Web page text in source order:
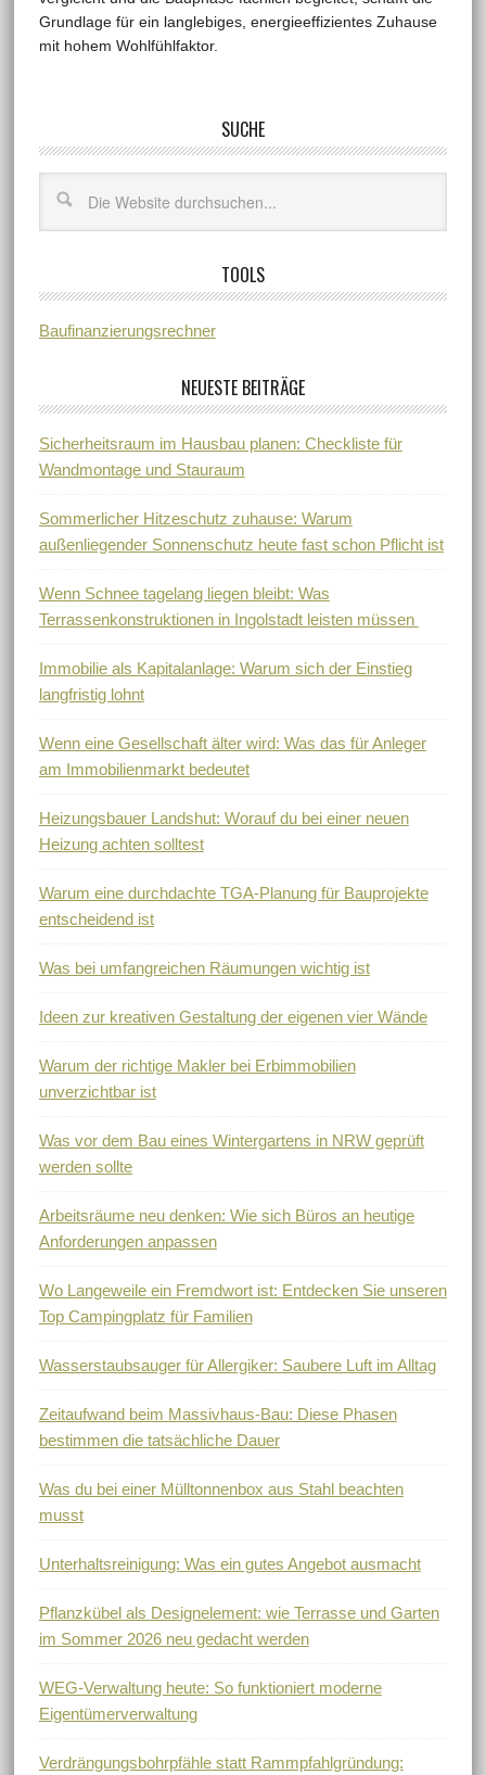
Grundlage für ein langlebiges, energieeffizientes Zuhause
mit hohem Wohlfühlfaktor.
SUCHE
TOOLS
Baufinanzierungsrechner
NEUESTE BEITRÄGE
Sicherheitsraum im Hausbau planen: Checkliste für
Wandmontage und Stauraum
Sommerlicher Hitzeschutz zuhause: Warum
außenliegender Sonnenschutz heute fast schon Pflicht ist
Wenn Schnee tagelang liegen bleibt: Was
Terrassenkonstruktionen in Ingolstadt leisten müssen
Immobilie als Kapitalanlage: Warum sich der Einstieg
langfristig lohnt
Wenn eine Gesellschaft älter wird: Was das für Anleger
am Immobilienmarkt bedeutet
Heizungsbauer Landshut: Worauf du bei einer neuen
Heizung achten solltest
Warum eine durchdachte TGA-Planung für Bauprojekte
entscheidend ist
Was bei umfangreichen Räumungen wichtig ist
Ideen zur kreativen Gestaltung der eigenen vier Wände
Warum der richtige Makler bei Erbimmobilien
unverzichtbar ist
Was vor dem Bau eines Wintergartens in NRW geprüft
werden sollte
Arbeitsräume neu denken: Wie sich Büros an heutige
Anforderungen anpassen
Wo Langeweile ein Fremdwort ist: Entdecken Sie unseren
Top Campingplatz für Familien
Wasserstaubsauger für Allergiker: Saubere Luft im Alltag
Zeitaufwand beim Massivhaus-Bau: Diese Phasen
bestimmen die tatsächliche Dauer
Was du bei einer Mülltonnenbox aus Stahl beachten
musst
Unterhaltsreinigung: Was ein gutes Angebot ausmacht
Pflanzkübel als Designelement: wie Terrasse und Garten
im Sommer 2026 neu gedacht werden
WEG-Verwaltung heute: So funktioniert moderne
Eigentümerverwaltung
Verdrängungsbohrpfähle statt Rammpfahlgründung: